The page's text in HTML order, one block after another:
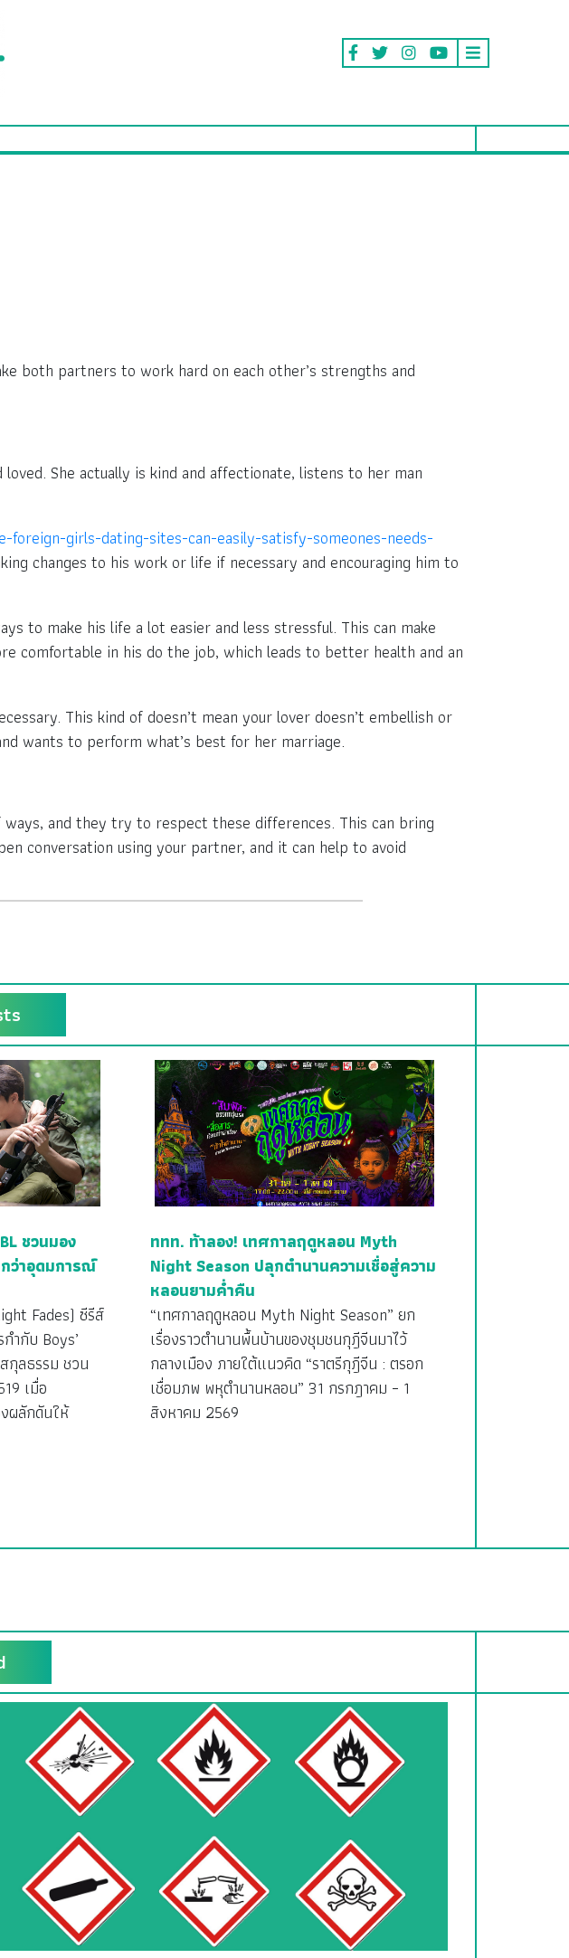
both partners to work hard on each other’s strengths and
She actually is kind and affectionate, listens to her man
foreign-girls-dating-sites-can-easily-satisfy-someones-needs-
changes to his work or life if necessary and encouraging him to
to make his life a lot easier and less stressful. This can make
comfortable in his do the job, which leads to better health and an
This kind of doesn’t mean your lover doesn’t embellish or
wants to perform what’s best for her marriage.
and they try to respect these differences. This can bring
conversation using your partner, and it can help to avoid
ชวนมอง
ว่าอุดมการณ์
Fades) ซีรีส์
ำกับ Boys’
กุลธรรม ชวน
เมื่อ
ผลักดันให้
ททท. ท้าลอง! เทศกาลฤดูหลอน Myth
Night Season ปลุกตำนานความเชื่อสู่ความ
หลอนยามค่ำคืน
“เทศกาลฤดูหลอน Myth Night Season” ยก
เรื่องราวตำนานพื้นบ้านของชุมชนกุฎีจีนมาไว้
กลางเมือง ภายใต้แนวคิด “ราตรีกุฎีจีน : ตรอก
เชื่อมภพ พหุตำนานหลอน” 31 กรกฎาคม – 1
สิงหาคม 2569